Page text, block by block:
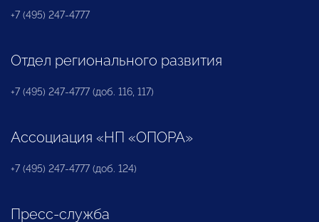
+7 (495) 247-4777
Отдел регионального развития
+7 (495) 247-4777 (доб. 116, 117)
Ассоциация «НП «ОПОРА»
+7 (495) 247-4777 (доб. 124)
Пресс-служба